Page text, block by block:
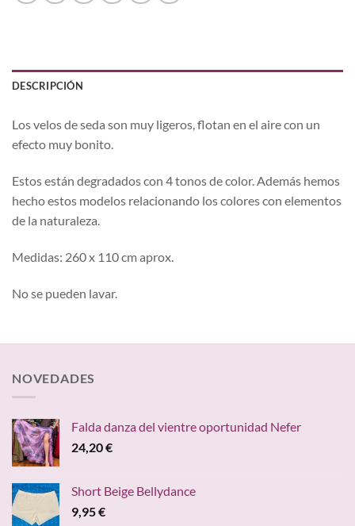
DESCRIPCIÓN
Los velos de seda son muy ligeros, flotan en el aire con un
efecto muy bonito.
Estos están degradados con 4 tonos de color. Además hemos
hecho estos modelos relacionando los colores con elementos
de la naturaleza.
Medidas: 260 x 110 cm aprox.
No se pueden lavar.
NOVEDADES
Falda danza del vientre oportunidad Nefer
24,20€
Short Beige Bellydance
9,95€